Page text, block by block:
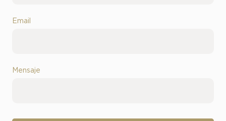
Email
Mensaje